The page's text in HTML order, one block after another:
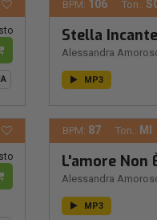
BPM: 106 Ton.:
Stella
Alessandra
MP3
BPM: 87 Ton.: MI
L'amore Non
Alessandra
MP3